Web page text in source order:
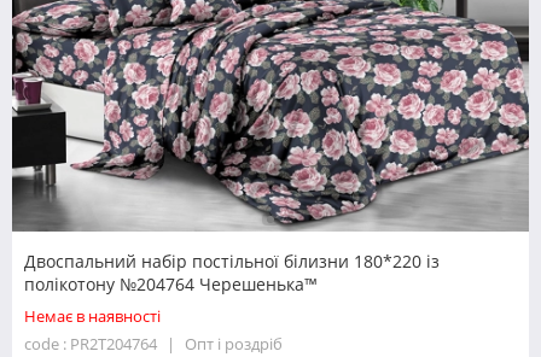
Двоспальний набір постільної білизни 180*220 із
полікотону №204764 Черешенька™
Немає в наявності
code : PR2T204764
Опт і роздріб